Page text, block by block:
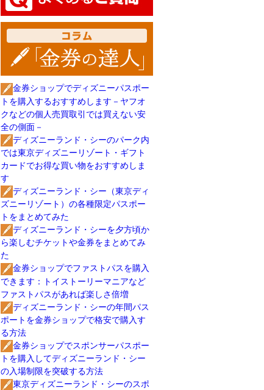
金券ショップでディズニーパスポー
トを購入するおすすめします－ヤフオ
クなどの個人売買取引では買えない安
全の側面－
ディズニーランド・シーのパーク内
では東京ディズニーリゾート・ギフト
カードでお得な買い物をおすすめしま
す
ディズニーランド・シー（東京ディ
ズニーリゾート）の各種限定パスポー
トをまとめてみた
ディズニーランド・シーを夕方頃か
ら楽しむチケットや金券をまとめてみ
た
金券ショップでファストパスを購入
できます：トイストーリーマニアなど
ファストパスがあれば楽しさ倍増
ディズニーランド・シーの年間パス
ポートを金券ショップで格安で購入す
る方法
金券ショップでスポンサーパスポー
トを購入してディズニーランド・シー
の入場制限を突破する方法
東京ディズニーランド・シーのスポ